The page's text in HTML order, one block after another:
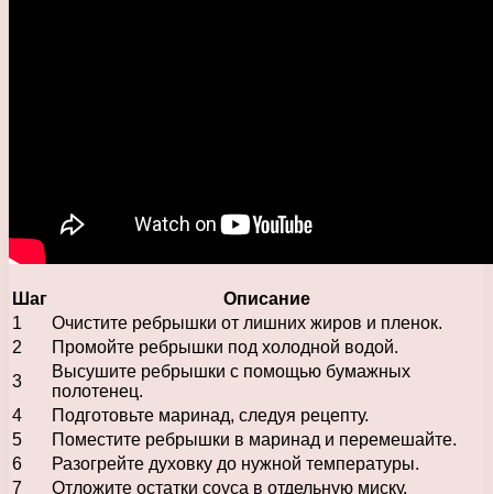
Шаг
Описание
1
Очистите ребрышки от лишних жиров и пленок.
2
Промойте ребрышки под холодной водой.
3
Высушите ребрышки с помощью бумажных
полотенец.
4
Подготовьте маринад, следуя рецепту.
5
Поместите ребрышки в маринад и перемешайте.
6
Разогрейте духовку до нужной температуры.
7
Отложите остатки соуса в отдельную миску.